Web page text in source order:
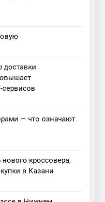
доставки
сервисов
— что означают
кроссовера,
в Казани